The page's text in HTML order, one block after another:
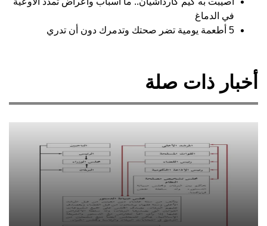
في الدماغ
5 أطعمة يومية تضر صحتك وتدمرك دون أن تدري
أخبار ذات صلة